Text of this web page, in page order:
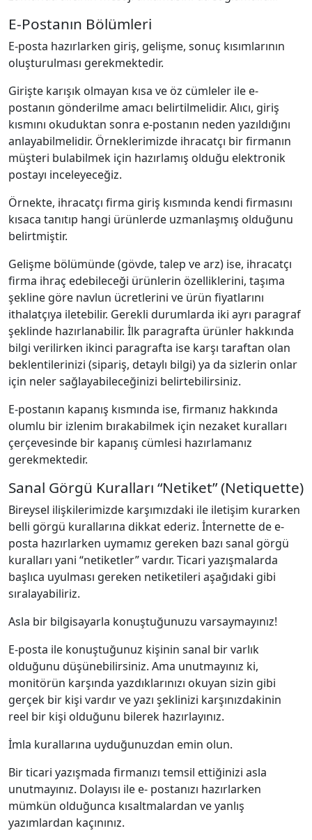
E‐Postanın Bölümleri
E‐posta hazırlarken giriş, gelişme, sonuç kısımlarının
oluşturulması gerekmektedir.
Girişte karışık olmayan kısa ve öz cümleler ile e‐
postanın gönderilme amacı belirtilmelidir. Alıcı, giriş
kısmını okuduktan sonra e‐postanın neden yazıldığını
anlayabilmelidir. Örneklerimizde ihracatçı bir firmanın
müşteri bulabilmek için hazırlamış olduğu elektronik
postayı inceleyeceğiz.
Örnekte, ihracatçı firma giriş kısmında kendi firmasını
kısaca tanıtıp hangi ürünlerde uzmanlaşmış olduğunu
belirtmiştir.
Gelişme bölümünde (gövde, talep ve arz) ise, ihracatçı
firma ihraç edebileceği ürünlerin özelliklerini, taşıma
şekline göre navlun ücretlerini ve ürün fiyatlarını
ithalatçıya iletebilir. Gerekli durumlarda iki ayrı paragraf
şeklinde hazırlanabilir. İlk paragrafta ürünler hakkında
bilgi verilirken ikinci paragrafta ise karşı taraftan olan
beklentilerinizi (sipariş, detaylı bilgi) ya da sizlerin onlar
için neler sağlayabileceğinizi belirtebilirsiniz.
E‐postanın kapanış kısmında ise, firmanız hakkında
olumlu bir izlenim bırakabilmek için nezaket kuralları
çerçevesinde bir kapanış cümlesi hazırlamanız
gerekmektedir.
Sanal Görgü Kuralları “Netiket” (Netiquette)
Bireysel ilişkilerimizde karşımızdaki ile iletişim kurarken
belli görgü kurallarına dikkat ederiz. İnternette de e‐
posta hazırlarken uymamız gereken bazı sanal görgü
kuralları yani “netiketler” vardır. Ticari yazışmalarda
başlıca uyulması gereken netiketileri aşağıdaki gibi
sıralayabiliriz.
Asla bir bilgisayarla konuştuğunuzu varsaymayınız!
E‐posta ile konuştuğunuz kişinin sanal bir varlık
olduğunu düşünebilirsiniz. Ama unutmayınız ki,
monitörün karşında yazdıklarınızı okuyan sizin gibi
gerçek bir kişi vardır ve yazı şeklinizi karşınızdakinin
reel bir kişi olduğunu bilerek hazırlayınız.
İmla kurallarına uyduğunuzdan emin olun.
Bir ticari yazışmada firmanızı temsil ettiğinizi asla
unutmayınız. Dolayısı ile e‐ postanızı hazırlarken
mümkün olduğunca kısaltmalardan ve yanlış
yazımlardan kaçınınız.